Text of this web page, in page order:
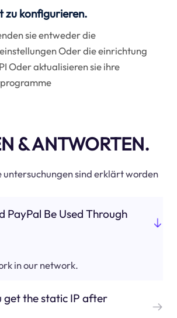
zu konfigurieren.
sie entweder die
Oder die einrichtung
Oder aktualisieren sie ihre
& ANTWORTEN.
untersuchungen sind erklärt worden
PayPal Be Used Through
in our network.
get the static IP after